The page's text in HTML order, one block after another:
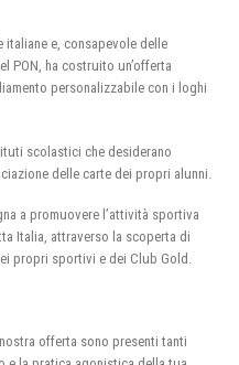
e, consapevole delle
PON, ha costruito un’offerta
personalizzabile con i loghi
scolastici che desiderano
delle carte dei propri alunni.
a promuovere l’attività sportiva
Italia, attraverso la scoperta di
propri sportivi e dei Club Gold.
offerta sono presenti tanti